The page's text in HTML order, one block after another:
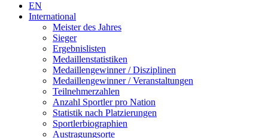
EN
International
Meister des Jahres
Sieger
Ergebnislisten
Medaillenstatistiken
Medaillengewinner / Disziplinen
Medaillengewinner / Veranstaltungen
Teilnehmerzahlen
Anzahl Sportler pro Nation
Statistik nach Platzierungen
Sportlerbiographien
Austragungsorte